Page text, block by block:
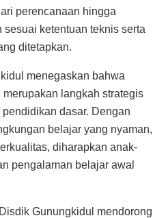
perencanaan hingga
ketentuan teknis serta
ditetapkan.
menegaskan bahwa
langkah strategis
dasar. Dengan
belajar yang nyaman,
diharapkan anak-
pengalaman belajar awal
Gunungkidul mendorong